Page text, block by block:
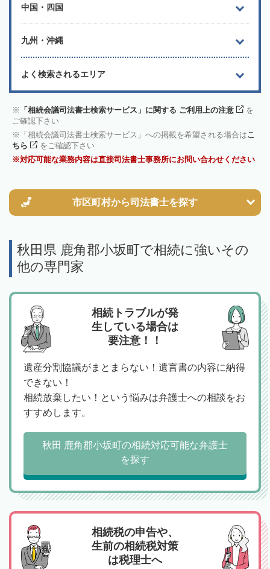
中国・四国
九州・沖縄
よく検索されるエリア
「相続会議司法書士検索サービス」に関する ご利用上の注意
を
ご確認下さい
「相続会議司法書士検索サービス」への掲載を希望される場合はこ
ちら
をご確認下さい
対応可能な業務内容は直接司法書士事務所にお問い合わせください
市区町村から司法書士を探す
秋田県 鹿角郡小坂町で相続に強いその
他の専門家
相続トラブルが発
生している場合は
要注意！！
遺産分割協議がまとまらない！遺言書の内容に納得
できない！
相続放棄したい！という悩みは弁護士への相談をお
すすめします。
秋田 鹿角郡小坂町の相続対応可能な弁護士
を探す
相続税の申告や、
生前の相続税対策
は税理士へ